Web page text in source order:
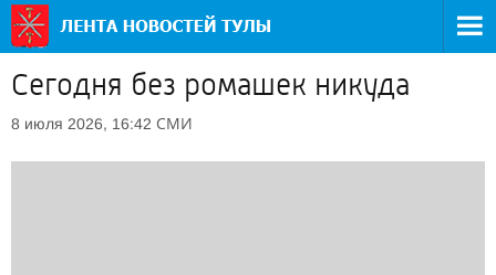
Сегодня без ромашек никуда
8 июля 2026, 16:42 СМИ